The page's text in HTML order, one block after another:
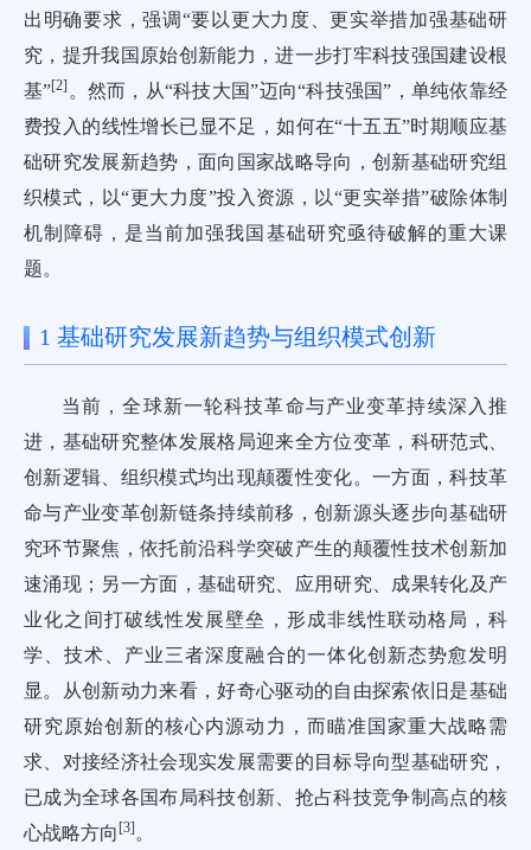
出明确要求，强调“要以更大力度、更实举措加强基础研
究，提升我国原始创新能力，进一步打牢科技强国建设根
基”[2] 。然而，从“科技大国”迈向“科技强国”，单纯依靠经
费投入的线性增长已显不足，如何在“十五五”时期顺应基
础研究发展新趋势，面向国家战略导向，创新基础研究组
织模式，以“更大力度”投入资源，以“更实举措”破除体制
机制障碍，是当前加强我国基础研究亟待破解的重大课
题。
1 基础研究发展新趋势与组织模式创新
当前，全球新一轮科技革命与产业变革持续深入推
进，基础研究整体发展格局迎来全方位变革，科研范式、
创新逻辑、组织模式均出现颠覆性变化。一方面，科技革
命与产业变革创新链条持续前移，创新源头逐步向基础研
究环节聚焦，依托前沿科学突破产生的颠覆性技术创新加
速涌现；另一方面，基础研究、应用研究、成果转化及产
业化之间打破线性发展壁垒，形成非线性联动格局，科
学、技术、产业三者深度融合的一体化创新态势愈发明
显。从创新动力来看，好奇心驱动的自由探索依旧是基础
研究原始创新的核心内源动力，而瞄准国家重大战略需
求、对接经济社会现实发展需要的目标导向型基础研究，
已成为全球各国布局科技创新、抢占科技竞争制高点的核
心战略方向 [3] 。